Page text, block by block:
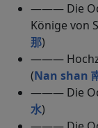
——— Die
Könige von
那)
———
(Nan shan
——— Die
水)